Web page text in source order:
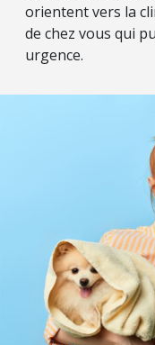
orientent vers la
de chez vous qui
urgence.